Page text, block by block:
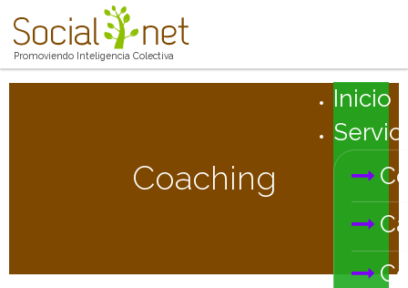
Promoviendo Inteligencia Colectiva
Inicio
Coaching